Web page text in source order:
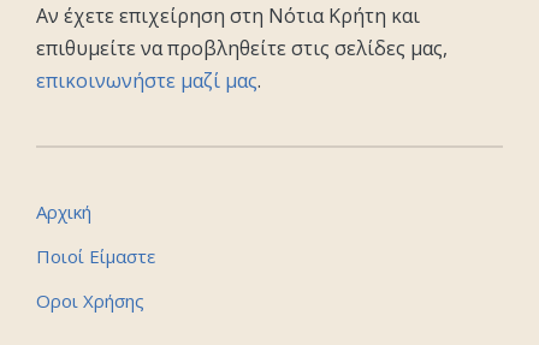
Αν έχετε επιχείρηση στη Νότια Κρήτη και
επιθυμείτε να προβληθείτε στις σελίδες μας,
επικοινωνήστε μαζί μας.
Αρχική
Ποιοί Είμαστε
Οροι Χρήσης